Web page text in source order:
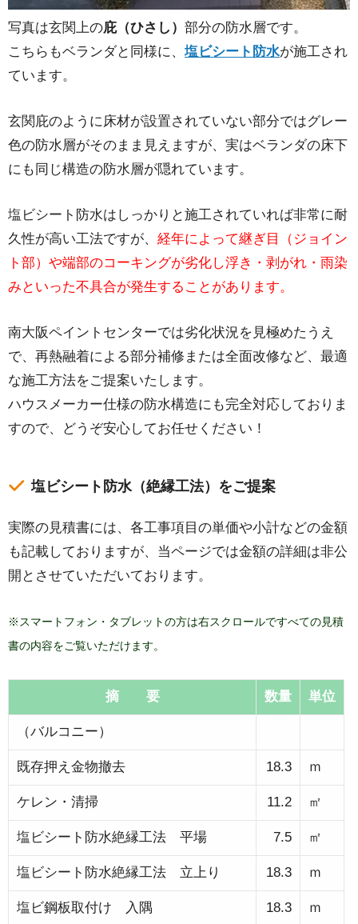
写真は玄関上の庇（ひさし） 部分の防水層です。
こちらもベランダと同様に、 塩ビシート防水が施工され
ています。
玄関庇のように床材が設置されていない部分ではグレー
色の防水層がそのまま見えますが、実はベランダの床下
にも同じ構造の防水層が隠れています。
塩ビシート防水はしっかりと施工されていれば非常に耐
久性が高い工法ですが、 経年によって継ぎ目（ジョイン
ト部）や端部のコーキングが劣化し浮き・剥がれ・雨染
みといった不具合が発生することがあります。
南大阪ペイントセンターでは劣化状況を見極めたうえ
で、再熱融着による部分補修または全面改修など、最適
な施工方法をご提案いたします。
ハウスメーカー仕様の防水構造にも完全対応しておりま
すので、どうぞ安心してお任せください！
塩ビシート防水（絶縁工法）をご提案
実際の見積書には、各工事項目の単価や小計などの金額
も記載しておりますが、当ページでは金額の詳細は非公
開とさせていただいております。
※スマートフォン・タブレットの方は右スクロールですべての見積
書の内容をご覧いただけます。
摘 要 数量 単位
（バルコニー）
既存押え金物撤去 18.3 ｍ
ケレン・清掃 11.2 ㎡
塩ビシート防水絶縁工法 平場 7.5 ㎡
塩ビシート防水絶縁工法 立上り 18.3 ｍ
塩ビ鋼板取付け 入隅 18.3 ｍ